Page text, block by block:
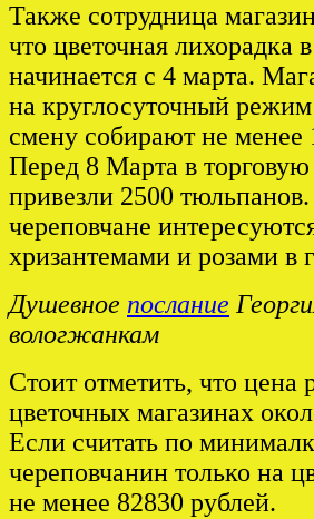
Также сотрудница
что цветочная лихорадка
начинается с 4 марта.
на круглосуточный
смену собирают не менее
Перед 8 Марта в торговую
привезли 2500
череповчане
хризантемами и розами в
Душевное послание
вологжанкам
Стоит отметить, что цена
цветочных магазинах
Если считать по
череповчанин только на
не менее 82830 рублей.